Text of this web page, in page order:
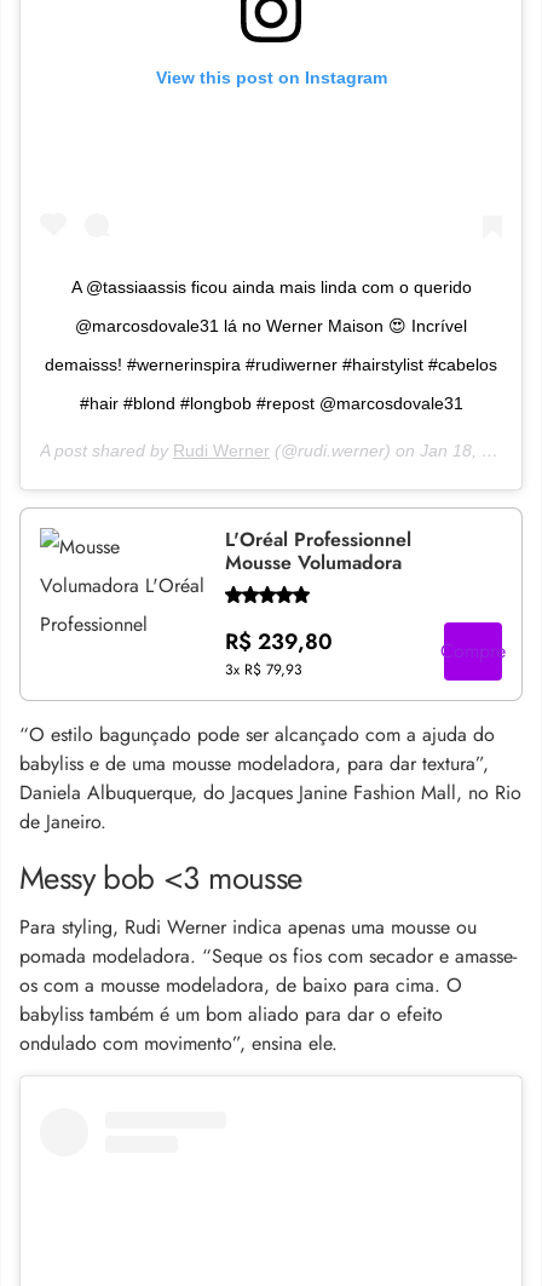
View this post on Instagram
A @tassiaassis ficou ainda mais linda com o querido
@marcosdovale31 lá no Werner Maison 😍 Incrível
demaisss! #wernerinspira #rudiwerner #hairstylist #cabelos
#hair #blond #longbob #repost @marcosdovale31
A post shared by Rudi Werner (@rudi.werner) on Jan 18, 2017 at 1:01pm PST
L'Oréal Professionnel
Mousse Volumadora
R$ 239,80
3x R$ 79,93
Compre
“O estilo bagunçado pode ser alcançado com a ajuda do
babyliss e de uma mousse modeladora, para dar textura”,
Daniela Albuquerque, do Jacques Janine Fashion Mall, no Rio
de Janeiro.
Messy bob <3 mousse
Para styling, Rudi Werner indica apenas uma mousse ou
pomada modeladora. “Seque os fios com secador e amasse-
os com a mousse modeladora, de baixo para cima. O
babyliss também é um bom aliado para dar o efeito
ondulado com movimento”, ensina ele.